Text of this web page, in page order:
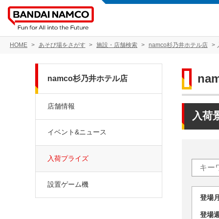
HOME あそび場をさがす 施設・店舗検索 namco杉乃井ホテル店
入荷
登
登
namco杉乃井ホテル店
店舗情報
イベント&ニュース
入荷プライズ
設置ゲーム機